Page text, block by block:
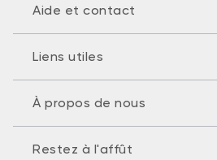
Aide et contact
Liens utiles
À propos de nous
Restez à l'affût